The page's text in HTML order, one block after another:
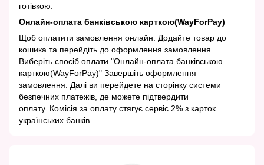
готівкою.
Онлайн-оплата банківською карткою(WayForPay)
Щоб оплатити замовлення онлайн: Додайте товар до
кошика та перейдіть до оформлення замовлення.
Виберіть спосіб оплати "Онлайн-оплата банківською
карткою(WayForPay)" Завершіть оформлення
замовлення. Далі ви перейдете на сторінку системи
безпечних платежів, де можете підтвердити
оплату. Комісія за оплату стягує сервіс 2% з карток
українських банків